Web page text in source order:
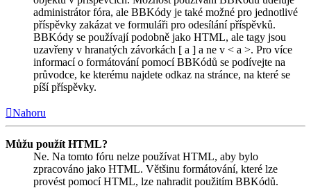
administrátor fóra, ale BBKódy je také možné pro jednotlivé
příspěvky zakázat ve formuláři pro odesílání příspěvků.
BBKódy se používají podobně jako HTML, ale tagy jsou
uzavřeny v hranatých závorkách [ a ] a ne v < a >. Pro více
informací o formátování pomocí BBKódů se podívejte na
průvodce, ke kterému najdete odkaz na stránce, na které se
píší příspěvky.
Nahoru
Můžu použít HTML?
Ne. Na tomto fóru nelze používat HTML, aby bylo
zpracováno jako HTML. Většinu formátování, které lze
provést pomocí HTML, lze nahradit použitím BBKódů.